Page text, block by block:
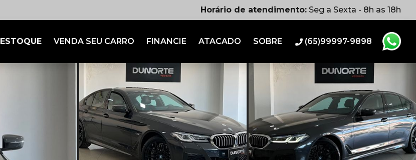
Horário de atendimento: Seg a Sexta - 8h as 18h
ESTOQUE VENDA SEU CARRO FINANCIE ATACADO SOBRE (65)99997-9898